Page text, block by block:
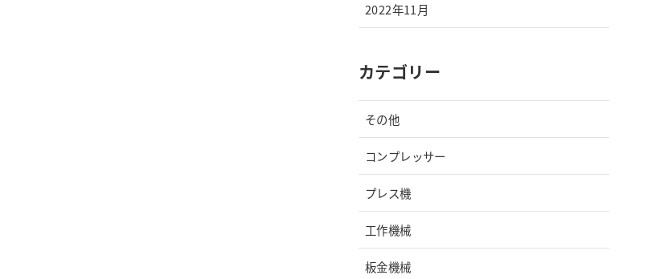
2022年11月
カテゴリー
その他
コンプレッサー
プレス機
工作機械
板金機械